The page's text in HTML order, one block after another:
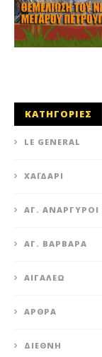
ΚΑΤΗΓΟΡΙΕΣ
LE GENERAL
XΑΪΔΆΡΙ
ΆΓ. ΑΝΆΡΓΥΡΟΙ
ΑΓ. ΒΑΡΒΆΡΑ
ΑΙΓΆΛΕΩ
ΆΡΘΡΑ
ΔΙΕΘΝΉ